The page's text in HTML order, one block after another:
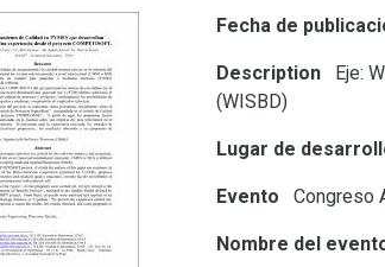
Fecha de
Description
Eje:
(WISBD)
Lugar de
Evento Congreso
Nombre del